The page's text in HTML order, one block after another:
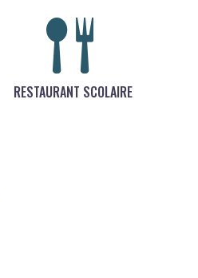
RESTAURANT SCOLAIRE